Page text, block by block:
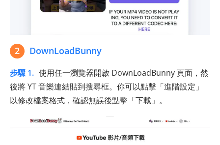
2 DownLoadBunny
步驟 1. 使用任一瀏覽器開啟 DownLoadBunny 頁面，然
後將 YT 音樂連結貼到搜尋框。你可以點擊「進階設定」
以修改檔案格式，確認無誤後點擊「下載」。